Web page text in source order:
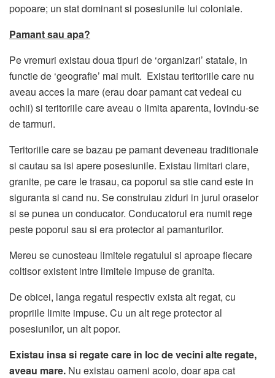
popoare; un stat dominant si posesiunile lui coloniale.
Pamant sau apa?
Pe vremuri existau doua tipuri de ‘organizari’ statale, in
functie de ‘geografie’ mai mult. Existau teritoriile care nu
aveau acces la mare (erau doar pamant cat vedeai cu
ochii) si teritoriile care aveau o limita aparenta, lovindu-se
de tarmuri.
Teritoriile care se bazau pe pamant deveneau traditionale
si cautau sa isi apere posesiunile. Existau limitari clare,
granite, pe care le trasau, ca poporul sa stie cand este in
siguranta si cand nu. Se construiau ziduri in jurul oraselor
si se punea un conducator. Conducatorul era numit rege
peste poporul sau si era protector al pamanturilor.
Mereu se cunosteau limitele regatului si aproape fiecare
coltisor existent intre limitele impuse de granita.
De obicei, langa regatul respectiv exista alt regat, cu
propriile limite impuse. Cu un alt rege protector al
posesiunilor, un alt popor.
Existau insa si regate care in loc de vecini alte regate,
aveau mare. Nu existau oameni acolo, doar apa cat